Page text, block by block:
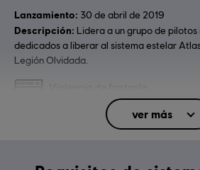
Lanzamiento: 30 de abril de 2019
Descripción: Lidera a un grupo de
dedicados a liberar al sistema estelar
Legión Olvidada.
Compras dentro del juego
ver más